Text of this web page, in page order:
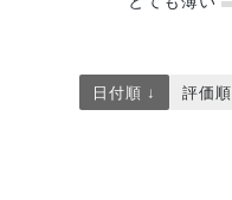
日付順 ↓ 評価順